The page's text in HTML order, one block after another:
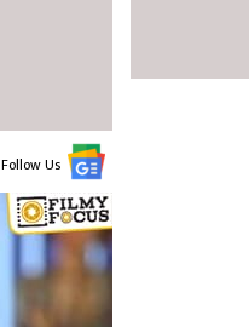
Follow Us